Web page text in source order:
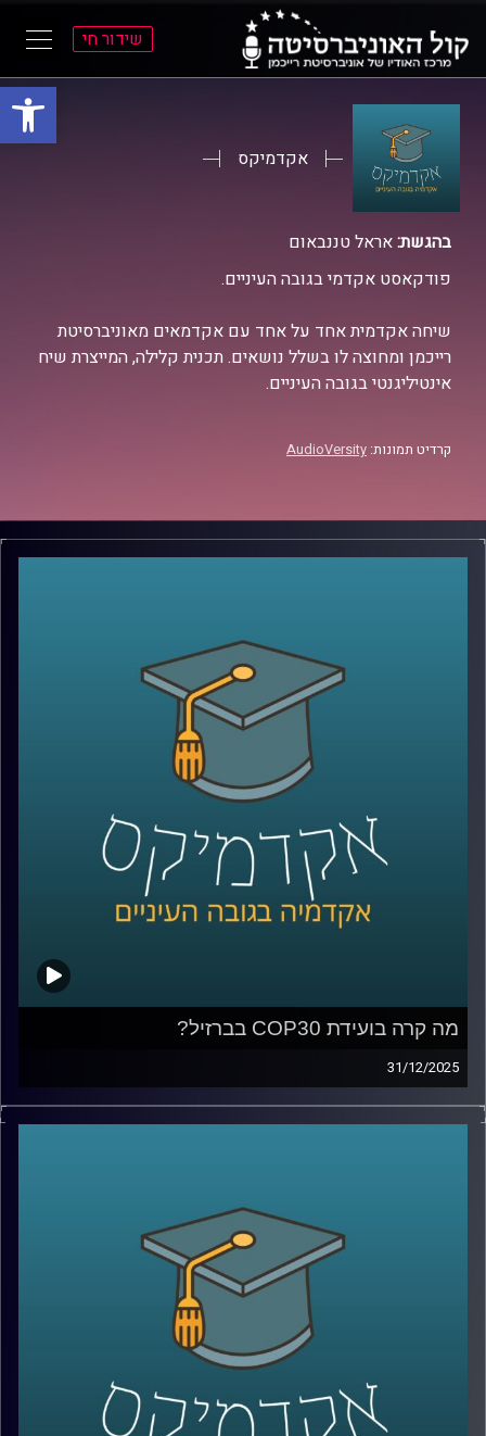
פתח
שידור חי
אקדמיקס
בהגשת:אראל טננבאום
פודקאסט אקדמי בגובה העיניים.
שיחה אקדמית אחד על אחד עם אקדמאים מאוניברסיטת
רייכמן ומחוצה לו בשלל נושאים. תכנית קלילה, המייצרת שיח
אינטיליגנטי בגובה העיניים.
קרדיט תמונות: AudioVersity
מה קרה בועידת COP30 בברזיל?
31/12/2025
ועידת האקלים COP30, שהתקיימה לאחרונה בברזיל, הסתיימה
עם הרבה כוונות טובות – אבל גם עם תחושת החמצה. למה
בפרק הזה של אקדמיקס אנחנו מארחים את פרופ’ יואב יאיר,
ראש החטיבה לניהול סיכוני האקלים וחבר סגל בבית הספר
לקיימות מייסודן של החברה לישראל, כיל ובזן באוניברסיטת
רייכמן. פרופ’ יאיר הוא חוקר מוביל במדעי האטמוספירה
והחלל, שמתמחה בסופות ברקים, שדוני ברקים, חשמל
אטמוספירי והשפעות השמש על האקלים.